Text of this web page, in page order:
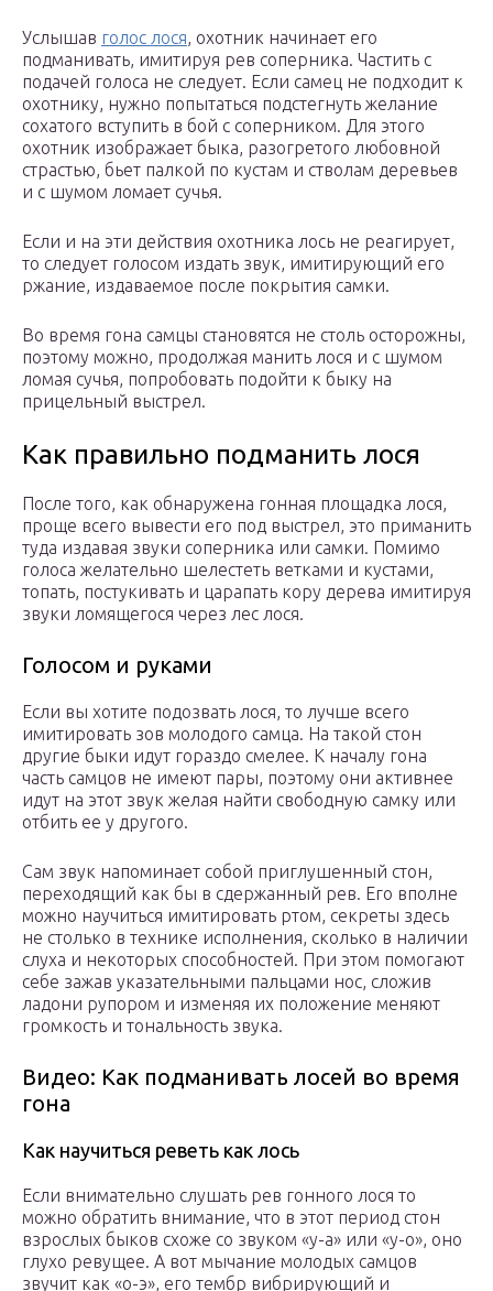
Услышав голос лося, охотник начинает его
подманивать, имитируя рев соперника. Частить с
подачей голоса не следует. Если самец не подходит к
охотнику, нужно попытаться подстегнуть желание
сохатого вступить в бой с соперником. Для этого
охотник изображает быка, разогретого любовной
страстью, бьет палкой по кустам и стволам деревьев
и с шумом ломает сучья.
Если и на эти действия охотника лось не реагирует,
то следует голосом издать звук, имитирующий его
ржание, издаваемое после покрытия самки.
Во время гона самцы становятся не столь осторожны,
поэтому можно, продолжая манить лося и с шумом
ломая сучья, попробовать подойти к быку на
прицельный выстрел.
Как правильно подманить лося
После того, как обнаружена гонная площадка лося,
проще всего вывести его под выстрел, это приманить
туда издавая звуки соперника или самки. Помимо
голоса желательно шелестеть ветками и кустами,
топать, постукивать и царапать кору дерева имитируя
звуки ломящегося через лес лося.
Голосом и руками
Если вы хотите подозвать лося, то лучше всего
имитировать зов молодого самца. На такой стон
другие быки идут гораздо смелее. К началу гона
часть самцов не имеют пары, поэтому они активнее
идут на этот звук желая найти свободную самку или
отбить ее у другого.
Сам звук напоминает собой приглушенный стон,
переходящий как бы в сдержанный рев. Его вполне
можно научиться имитировать ртом, секреты здесь
не столько в технике исполнения, сколько в наличии
слуха и некоторых способностей. При этом помогают
себе зажав указательными пальцами нос, сложив
ладони рупором и изменяя их положение меняют
громкость и тональность звука.
Видео: Как подманивать лосей во время
гона
Как научиться реветь как лось
Если внимательно слушать рев гонного лося то
можно обратить внимание, что в этот период стон
взрослых быков схоже со звуком «у-а» или «у-о», оно
глухо ревущее. А вот мычание молодых самцов
звучит как «о-э», его тембр вибрирующий и